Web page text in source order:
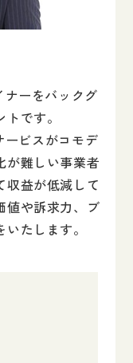
ナーをバックグ
です。
ビスがコモデ
が難しい事業者
収益が低減して
値や訴求力、ブ
たします。